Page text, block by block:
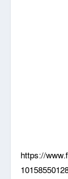
https://